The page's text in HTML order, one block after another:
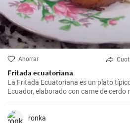
Ahorrar
Fritada ecuatoriana
La Fritada Ecuatoriana es un plato
Ecuador, elaborado con carne de cerdo
cocinada a fuego lento en una olla con
y tierna.
ronka